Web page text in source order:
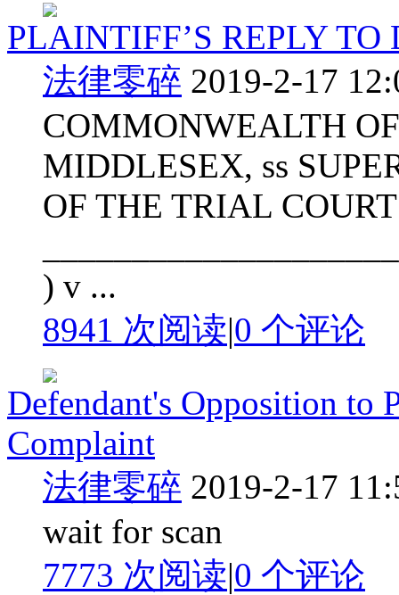
PLAINTIFF’S REPLY TO
法律零碎 2019-2-17
COMMONWEALTH
MIDDLESEX, ss
OF THE TRIAL COURT
) v ...
8941 次阅读|0 个评论
Defendant's Opposition to
Complaint
法律零碎 2019-2-17
wait for scan
7773 次阅读|0 个评论